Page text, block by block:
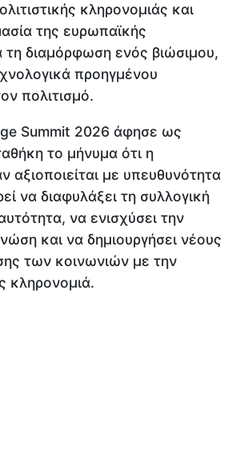
κληρονομιάς και
της ευρωπαϊκής
τη διαμόρφωση ενός βιώσιμου,
προηγμένου
πολιτισμό.
Summit 2026 άφησε ως
το μήνυμα ότι η
αξιοποιείται με υπευθυνότητα
να διαφυλάξει τη συλλογική
να ενισχύσει την
και να δημιουργήσει νέους
των κοινωνιών με την
κληρονομιά.